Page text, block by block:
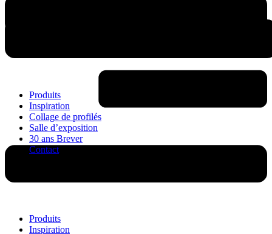
Produits
Inspiration
Produits
Inspiration
Collage de profilés
Salle d’exposition
30 ans Brever
Contact